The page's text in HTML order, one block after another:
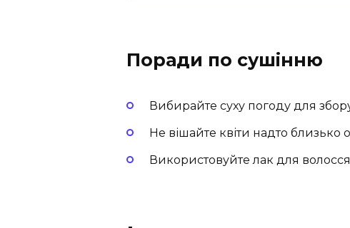
Поради по сушінню
Вибирайте суху погоду для
Не вішайте квіти надто близько
Використовуйте лак для